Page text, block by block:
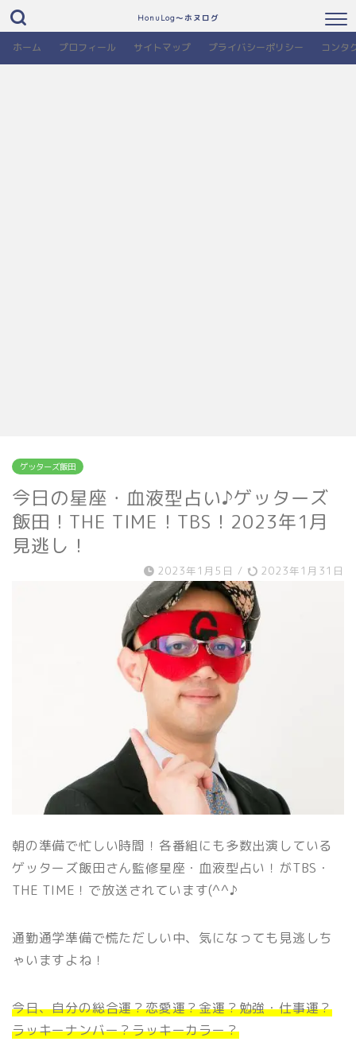
HonuLog～ホヌログ
ホーム プロフィール サイトマップ プライバシーポリシー コンタ
ゲッターズ飯田
今日の星座・血液型占い♪ゲッターズ
飯田！THE TIME！TBS！2023年1月
見逃し！
2023年1月5日 / 2023年1月31日
朝の準備で忙しい時間！各番組にも多数出演している
ゲッターズ飯田さん監修星座・血液型占い！がTBS・
THE TIME！で放送されています(^^♪
通勤通学準備で慌ただしい中、気になっても見逃しち
ゃいますよね！
今日、自分の総合運？恋愛運？金運？勉強・仕事運？
ラッキーナンバー？ラッキーカラー？